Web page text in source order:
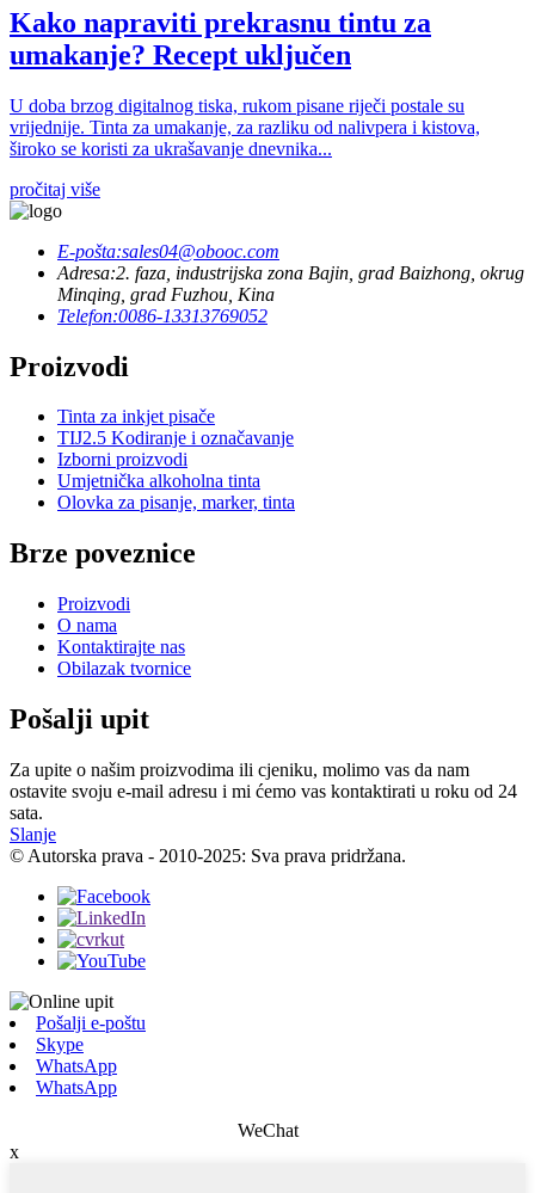
Kako napraviti prekrasnu tintu za
umakanje? Recept uključen
U doba brzog digitalnog tiska, rukom pisane riječi postale su
vrijednije. Tinta za umakanje, za razliku od nalivpera i kistova,
široko se koristi za ukrašavanje dnevnika...
pročitaj više
E-pošta:sales04@obooc.com
Adresa:2. faza, industrijska zona Bajin, grad Baizhong, okrug
Minqing, grad Fuzhou, Kina
Telefon:0086-13313769052
Proizvodi
Tinta za inkjet pisače
TIJ2.5 Kodiranje i označavanje
Izborni proizvodi
Umjetnička alkoholna tinta
Olovka za pisanje, marker, tinta
Brze poveznice
Proizvodi
O nama
Kontaktirajte nas
Obilazak tvornice
Pošalji upit
Za upite o našim proizvodima ili cjeniku, molimo vas da nam
ostavite svoju e-mail adresu i mi ćemo vas kontaktirati u roku od 24
sata.
Slanje
© Autorska prava - 2010-2025: Sva prava pridržana.
Pošalji e-poštu
Skype
WhatsApp
WhatsApp
WeChat
x